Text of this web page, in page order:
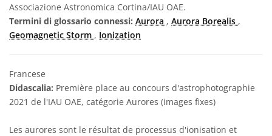
Associazione Astronomica Cortina/IAU OAE.
Termini di glossario connessi: Aurora , Aurora Borealis ,
Geomagnetic Storm , Ionization
Francese
Didascalia: Première place au concours d'astrophotographie
2021 de l'IAU OAE, catégorie Aurores (images fixes)
Les aurores sont le résultat de processus d'ionisation et